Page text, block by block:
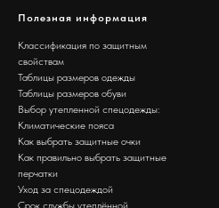
Полезная информация
Классификация по защитным
свойствам
Таблицы размеров одежды
Таблицы размеров обуви
Выбор утепленной спецодежды:
Климатические пояса
Как выбрать защитные очки
Как правильно выбрать защитные
перчатки
Уход за спецодеждой
Срок службы утеплённой